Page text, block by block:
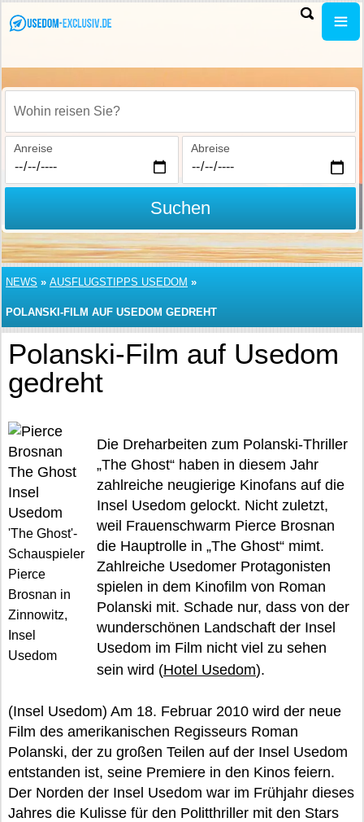
Wohin reisen Sie?
Anreise Abreise
Suchen
NEWS » AUSFLUGSTIPPS USEDOM »
POLANSKI-FILM AUF USEDOM GEDREHT
Polanski-Film auf Usedom
gedreht
'The Ghost'-
Schauspieler
Pierce
Brosnan in
Zinnowitz,
Insel
Usedom
Die Dreharbeiten zum Polanski-Thriller
„The Ghost“ haben in diesem Jahr
zahlreiche neugierige Kinofans auf die
Insel Usedom gelockt. Nicht zuletzt,
weil Frauenschwarm Pierce Brosnan
die Hauptrolle in „The Ghost“ mimt.
Zahlreiche Usedomer Protagonisten
spielen in dem Kinofilm von Roman
Polanski mit. Schade nur, dass von der
wunderschönen Landschaft der Insel
Usedom im Film nicht viel zu sehen
sein wird (Hotel Usedom).
(Insel Usedom) Am 18. Februar 2010 wird der neue
Film des amerikanischen Regisseurs Roman
Polanski, der zu großen Teilen auf der Insel Usedom
entstanden ist, seine Premiere in den Kinos feiern.
Der Norden der Insel Usedom war im Frühjahr dieses
Jahres die Kulisse für den Politthriller mit den Stars